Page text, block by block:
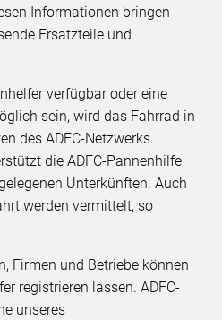
Informationen bringen
Ersatzteile und
verfügbar oder eine
sein, wird das Fahrrad in
des ADFC-Netzwerks
die ADFC-Pannenhilfe
Unterkünften. Auch
werden vermittelt, so
Firmen und Betriebe können
registrieren lassen. ADFC-
unseres